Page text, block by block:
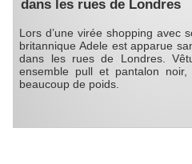
dans les rues de Londres
Lors d’une virée shopping avec
britannique Adele est apparue
dans les rues de Londres.
ensemble pull et pantalon
beaucoup de poids.